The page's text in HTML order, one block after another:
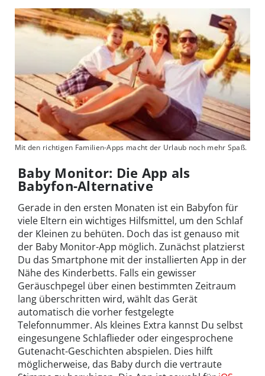
Mit den richtigen Familien-Apps macht der Urlaub noch mehr Spaß.
Baby Monitor: Die App als
Babyfon-Alternative
Gerade in den ersten Monaten ist ein Babyfon für
viele Eltern ein wichtiges Hilfsmittel, um den Schlaf
der Kleinen zu behüten. Doch das ist genauso mit
der Baby Monitor-App möglich. Zunächst platzierst
Du das Smartphone mit der installierten App in der
Nähe des Kinderbetts. Falls ein gewisser
Geräuschpegel über einen bestimmten Zeitraum
lang überschritten wird, wählt das Gerät
automatisch die vorher festgelegte
Telefonnummer. Als kleines Extra kannst Du selbst
eingesungene Schlaflieder oder eingesprochene
Gutenacht-Geschichten abspielen. Dies hilft
möglicherweise, das Baby durch die vertraute